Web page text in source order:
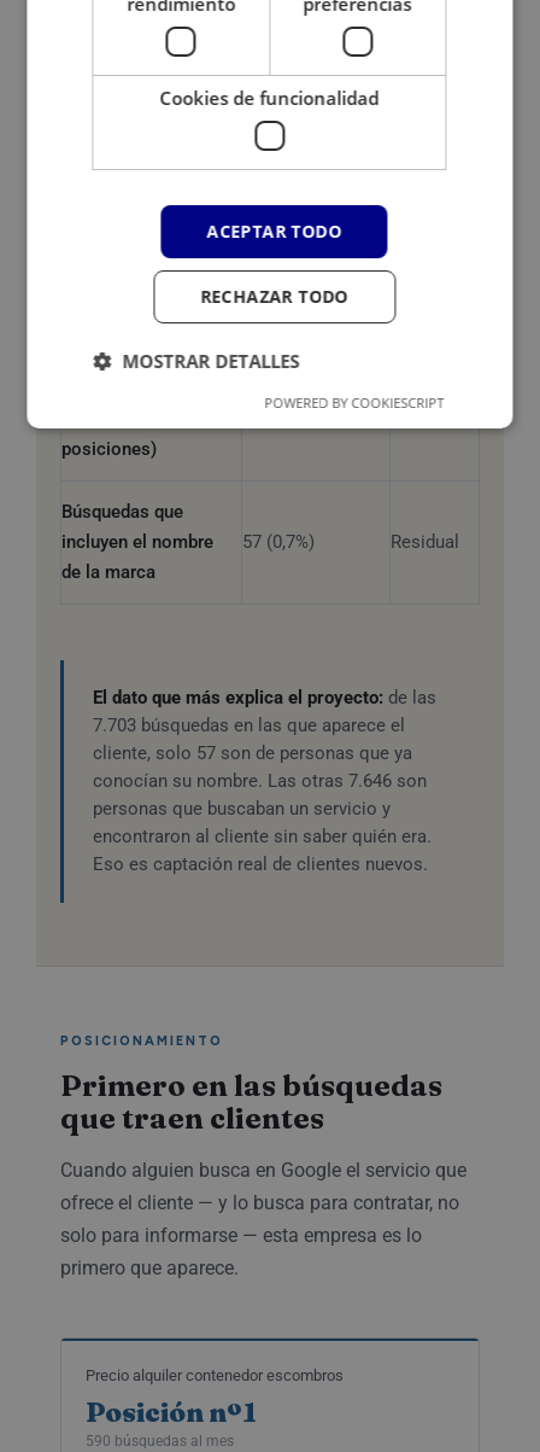
Solo las búsquedas
donde está en el
21.520 al mes 14%
Entre los 3
39.528 al mes
En toda la primera
posiciones)
Búsquedas que
incluyen el nombre
de la marca
57 (0,7%) Residual
El dato que más explica el proyecto: de las
7.703 búsquedas en las que aparece el
cliente, solo 57 son de personas que ya
conocían su nombre. Las otras 7.646 son
personas que buscaban un servicio y
encontraron al cliente sin saber quién era.
Eso es captación real de clientes nuevos.
POSICIONAMIENTO
Primero en las búsquedas
que traen clientes
Cuando alguien busca en Google el servicio que
ofrece el cliente — y lo busca para contratar, no
solo para informarse — esta empresa es lo
primero que aparece.
Precio alquiler contenedor escombros
Posición nº1
590 búsquedas al mes
Cookies de funcionalidad
ACEPTAR TODO
RECHAZAR TODO
MOSTRAR DETALLES
POWERED BY COOKIESCRIPT